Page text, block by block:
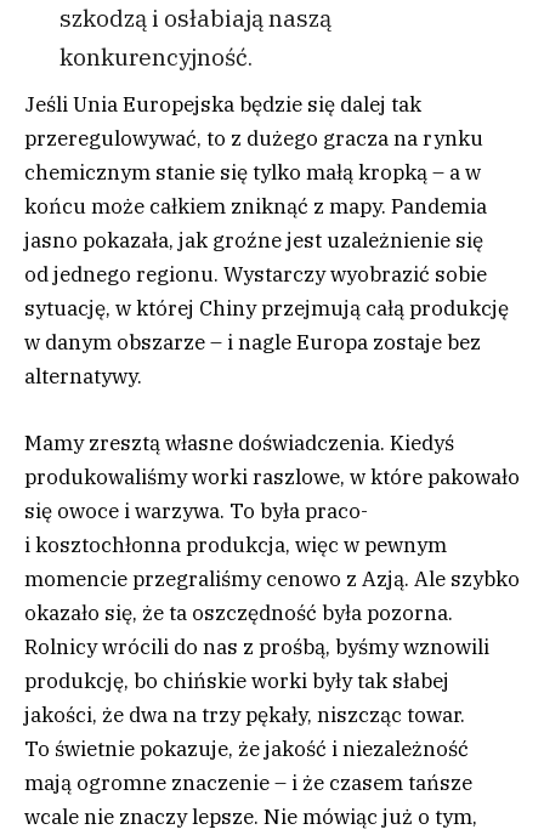
szkodzą i osłabiają naszą
konkurencyjność.
Jeśli Unia Europejska będzie się dalej tak
przeregulowywać, to z dużego gracza na rynku
chemicznym stanie się tylko małą kropką – a w
końcu może całkiem zniknąć z mapy. Pandemia
jasno pokazała, jak groźne jest uzależnienie się
od jednego regionu. Wystarczy wyobrazić sobie
sytuację, w której Chiny przejmują całą produkcję
w danym obszarze – i nagle Europa zostaje bez
alternatywy.
Mamy zresztą własne doświadczenia. Kiedyś
produkowaliśmy worki raszlowe, w które pakowało
się owoce i warzywa. To była praco-
i kosztochłonna produkcja, więc w pewnym
momencie przegraliśmy cenowo z Azją. Ale szybko
okazało się, że ta oszczędność była pozorna.
Rolnicy wrócili do nas z prośbą, byśmy wznowili
produkcję, bo chińskie worki były tak słabej
jakości, że dwa na trzy pękały, niszcząc towar.
To świetnie pokazuje, że jakość i niezależność
mają ogromne znaczenie – i że czasem tańsze
wcale nie znaczy lepsze. Nie mówiąc już o tym,